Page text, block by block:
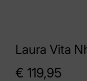
Laura Vita
€ 119,95